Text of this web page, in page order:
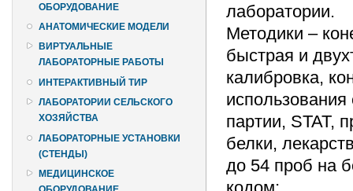
ОБОРУДОВАНИЕ
АНАТОМИЧЕСКИЕ МОДЕЛИ
ВИРТУАЛЬНЫЕ
ЛАБОРАТОРНЫЕ РАБОТЫ
ИНТЕРАКТИВНЫЙ ТИР
ЛАБОРАТОРИИ СЕЛЬСКОГО
ХОЗЯЙСТВА
ЛАБОРАТОРНЫЕ УСТАНОВКИ
(СТЕНДЫ)
МЕДИЦИНСКОЕ
лаборатории.
Методики –
быстрая и
калибровка,
партии, STAT,
белки,
до 54 проб на
кодом;